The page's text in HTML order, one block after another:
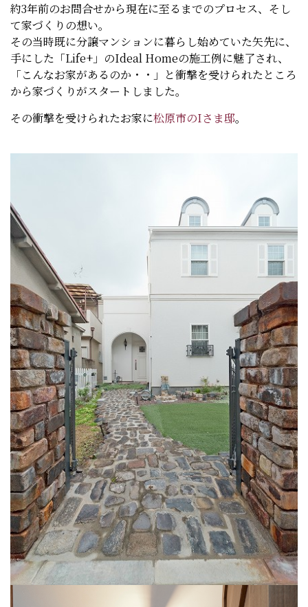
約3年前のお問合せから現在に至るまでのプロセス、そし
て家づくりの想い。
その当時既に分譲マンションに暮らし始めていた矢先に、
手にした「Life+」のIdeal Homeの施工例に魅了され、
「こんなお家があるのか・・」と衝撃を受けられたところ
から家づくりがスタートしました。
その衝撃を受けられたお家に松原市のIさま邸。